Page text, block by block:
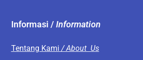
Informasi /Information
Tentang Kami / About Us